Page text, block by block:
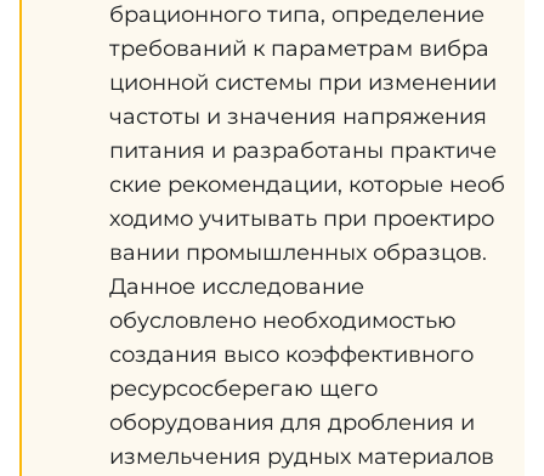
брационного типа, определение
требований к параметрам вибра
ционной системы при изменении
частоты и значения напряжения
питания и разработаны практиче
ские рекомендации, которые необ
ходимо учитывать при проектиро
вании промышленных образцов.
Данное исследование
обусловлено необходимостью
создания высо коэффективного
ресурсосберегаю щего
оборудования для дробления и
измельчения рудных материалов